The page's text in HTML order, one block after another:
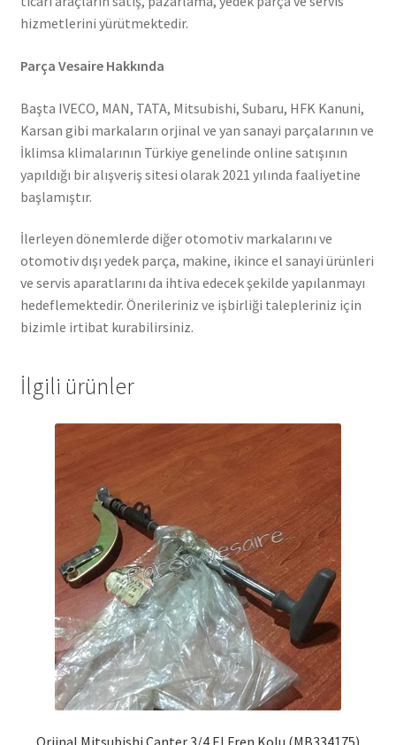
hizmetlerini yürütmektedir.
Parça Vesaire Hakkında
Başta IVECO, MAN, TATA, Mitsubishi, Subaru, HFK Kanuni,
Karsan gibi markaların orjinal ve yan sanayi parçalarının ve
İklimsa klimalarının Türkiye genelinde online satışının
yapıldığı bir alışveriş sitesi olarak 2021 yılında faaliyetine
başlamıştır.
İlerleyen dönemlerde diğer otomotiv markalarını ve
otomotiv dışı yedek parça, makine, ikince el sanayi ürünleri
ve servis aparatlarını da ihtiva edecek şekilde yapılanmayı
hedeflemektedir. Önerileriniz ve işbirliği talepleriniz için
bizimle irtibat kurabilirsiniz.
İlgili ürünler
Orjinal Mitsubishi Canter 3/4 El Fren Kolu (MB334175)